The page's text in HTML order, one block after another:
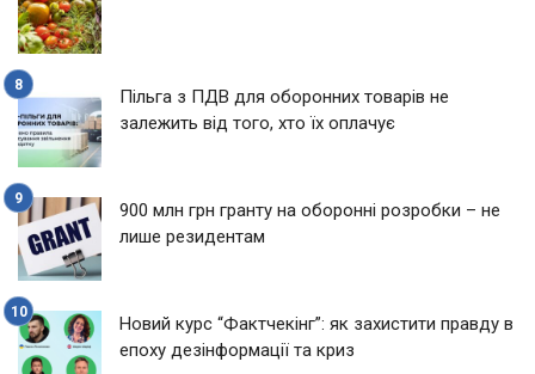
Пільга з ПДВ для оборонних товарів не
залежить від того, хто їх оплачує
900 млн грн гранту на оборонні розробки – не
лише резидентам
Новий курс “Фактчекінг”: як захистити правду в
епоху дезінформації та криз